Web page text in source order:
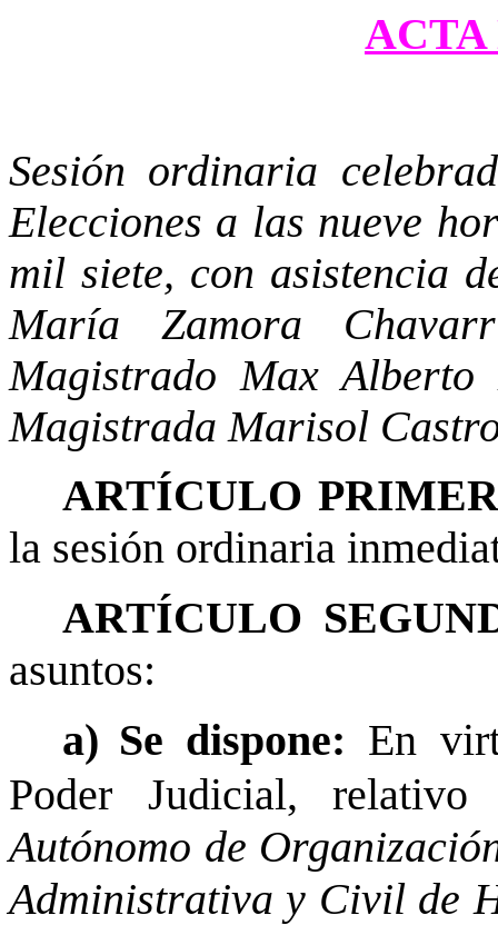
ACTA
Sesión ordinaria
Elecciones a las nueve
mil siete, con asistencia
María Zamora
Magistrado Max
Magistrada Marisol
ARTÍCULO
la sesión ordinaria
ARTÍCULO
asuntos:
a) Se dispone: En
Poder Judicial,
Autónomo de
Administrativa y Civil de